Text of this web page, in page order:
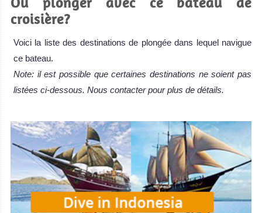
croisière?
Voici la liste des destinations de plongée dans lequel navigue
ce bateau.
Note: il est possible que certaines destinations ne soient pas
listées ci-dessous. Nous contacter pour plus de détails.